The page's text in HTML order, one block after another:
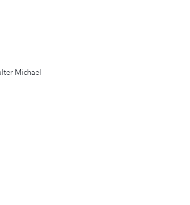
Michael